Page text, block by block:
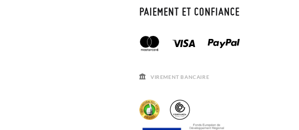
PAIEMENT ET CONFIANCE
VIREMENT BANCAIRE